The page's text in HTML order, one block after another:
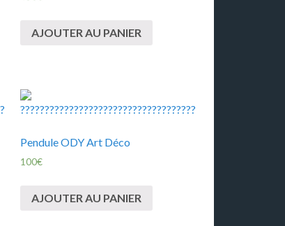
AJOUTER AU PANIER
Pendule ODY Art Déco
100€
AJOUTER AU PANIER